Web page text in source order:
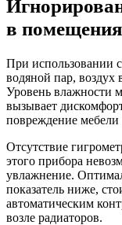
в
При использовании
водяной пар, воздух
Уровень влажности
вызывает
повреждение мебели
Отсутствие
этого прибора
увлажнение.
показатель ниже,
автоматическим
возле радиаторов.